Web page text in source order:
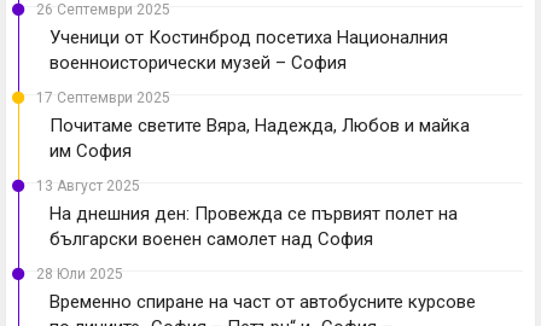
26 Септември 2025
Ученици от Костинброд посетиха Националния
военноисторически музей – София
17 Септември 2025
Почитаме светите Вяра, Надежда, Любов и майка
им София
13 Август 2025
На днешния ден: Провежда се първият полет на
български военен самолет над София
28 Юли 2025
Временно спиране на част от автобусните курсове